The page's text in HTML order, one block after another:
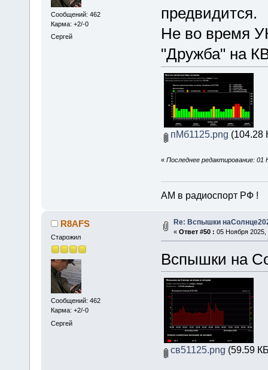
Сообщений: 462
Карма: +2/-0
Сергей
предвидится.
Не во время
"Дружба" на
пМб1125.png (104.28
« Последнее редактирование: 01
АМ в радиоспорт РФ !
R8AFS
Старожил
Сообщений: 462
Карма: +2/-0
Сергей
Re: Вспышки
« Ответ #50 : 05 Ноября 2025,
Вспышки на
св51125.png (59.59